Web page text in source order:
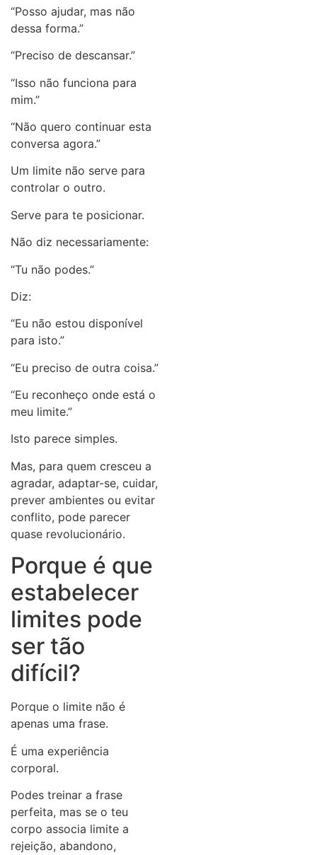
“Posso ajudar, mas não
dessa forma.”
“Preciso de descansar.”
“Isso não funciona para
mim.”
“Não quero continuar esta
conversa agora.”
Um limite não serve para
controlar o outro.
Serve para te posicionar.
Não diz necessariamente:
“Tu não podes.”
Diz:
“Eu não estou disponível
para isto.”
“Eu preciso de outra coisa.”
“Eu reconheço onde está o
meu limite.”
Isto parece simples.
Mas, para quem cresceu a
agradar, adaptar-se, cuidar,
prever ambientes ou evitar
conflito, pode parecer
quase revolucionário.
Porque é que
estabelecer
limites pode
ser tão
difícil?
Porque o limite não é
apenas uma frase.
É uma experiência
corporal.
Podes treinar a frase
perfeita, mas se o teu
corpo associa limite a
rejeição, abandono,